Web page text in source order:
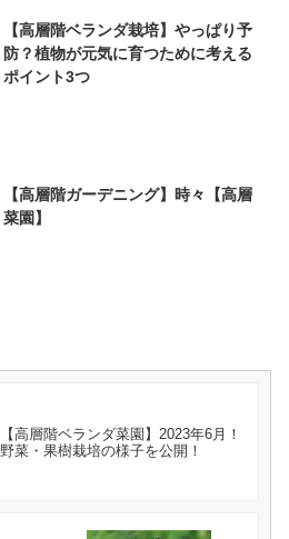
【高層階ベランダ栽培】やっぱり予
防？植物が元気に育つために考える
ポイント3つ
【高層階ガーデニング】時々【高層
菜園】
【高層階ベランダ菜園】2023年6月！
野菜・果樹栽培の様子を公開！